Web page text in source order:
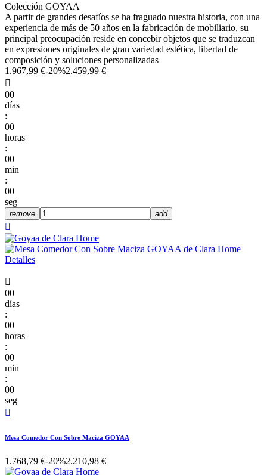
Colección GOYAA
A partir de grandes desafíos se ha fraguado nuestra historia, con una
experiencia de más de 50 años en la fabricación de mobiliario, su
principal preocupación reside en concebir objetos que se traduzcan
en expresiones originales de gran variedad estética, libertad de
composición y soluciones personalizadas
1.967,99 €-20%2.459,99 €

00
días
:
00
horas
:
00
min
:
00
seg
remove add


00
días
:
00
horas
:
00
min
:
00
seg

Mesa Comedor Con Sobre Maciza GOYAA
1.768,79 €-20%2.210,98 €